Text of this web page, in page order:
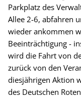
Parkplatz des
Allee 2-6, abfahren
wieder ankommen
Beeinträchtigung -
wird die Fahrt von
zurück von den
diesjährigen Aktion
des Deutschen